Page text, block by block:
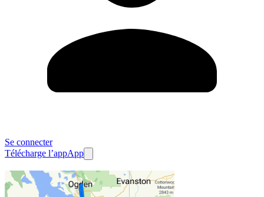
Se connecter
Télécharge l’appApp